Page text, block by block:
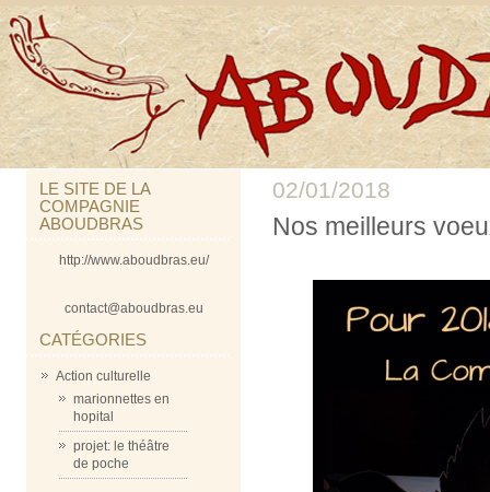
LE SITE DE LA
COMPAGNIE
ABOUDBRAS
http://www.aboudbras.eu/
contact@aboudbras.eu
CATÉGORIES
Action culturelle
marionnettes en
hopital
projet: le théâtre
de poche
02/01/2018
Nos meilleurs